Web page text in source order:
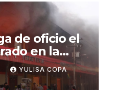
de oficio el
en la
YULISA COPA